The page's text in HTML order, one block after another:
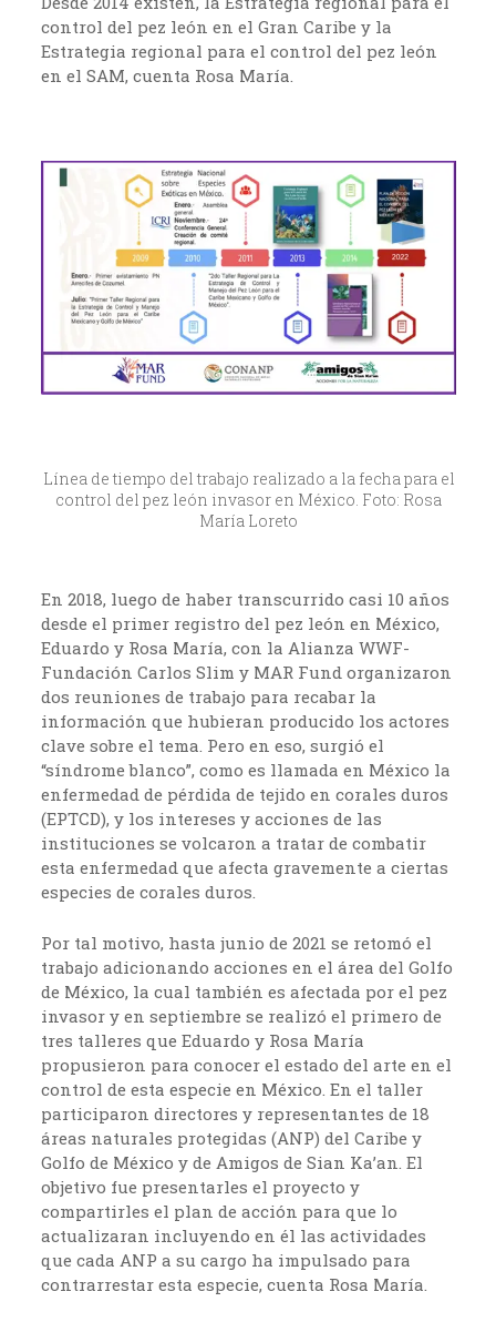
control del pez león en el Gran Caribe y la
Estrategia regional para el control del pez león
en el SAM, cuenta Rosa María.
Línea de tiempo del trabajo realizado a la fecha para el
control del pez león invasor en México. Foto: Rosa
María Loreto
En 2018, luego de haber transcurrido casi 10 años
desde el primer registro del pez león en México,
Eduardo y Rosa María, con la Alianza WWF-
Fundación Carlos Slim y MAR Fund organizaron
dos reuniones de trabajo para recabar la
información que hubieran producido los actores
clave sobre el tema. Pero en eso, surgió el
“síndrome blanco”, como es llamada en México la
enfermedad de pérdida de tejido en corales duros
(EPTCD), y los intereses y acciones de las
instituciones se volcaron a tratar de combatir
esta enfermedad que afecta gravemente a ciertas
especies de corales duros.
Por tal motivo, hasta junio de 2021 se retomó el
trabajo adicionando acciones en el área del Golfo
de México, la cual también es afectada por el pez
invasor y en septiembre se realizó el primero de
tres talleres que Eduardo y Rosa María
propusieron para conocer el estado del arte en el
control de esta especie en México. En el taller
participaron directores y representantes de 18
áreas naturales protegidas (ANP) del Caribe y
Golfo de México y de Amigos de Sian Ka’an. El
objetivo fue presentarles el proyecto y
compartirles el plan de acción para que lo
actualizaran incluyendo en él las actividades
que cada ANP a su cargo ha impulsado para
contrarrestar esta especie, cuenta Rosa María.